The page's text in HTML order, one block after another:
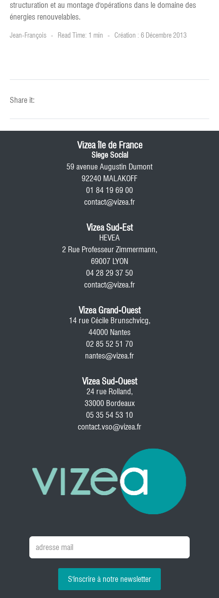
structuration et au montage d'opérations dans le domaine des
énergies renouvelables.
Jean-François Read Time: 1 min Création : 6 Décembre 2013
Share it:
Vizea île de France
Siege Social
59 avenue Augustin Dumont
92240 MALAKOFF
01 84 19 69 00
contact@vizea.fr
Vizea Sud-Est
HEVEA
2 Rue Professeur Zimmermann,
69007 LYON
04 28 29 37 50
contact@vizea.fr
Vizea Grand-Ouest
14 rue Cécile Brunschvicg,
44000 Nantes
02 85 52 51 70
nantes@vizea.fr
Vizea Sud-Ouest
24 rue Rolland,
33000 Bordeaux
05 35 54 53 10
contact.vso@vizea.fr
S'inscrire à notre newsletter